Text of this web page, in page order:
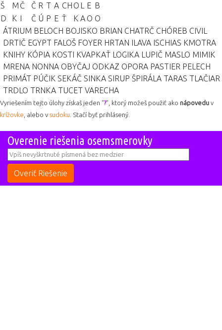
Š
M Č Č R T A CH O L E B
D
K I Č Ú P E Ť K A O O
ÁTRIUM BELOCH BOJISKO BRIAN CHATRČ CHÓREB CIVIL
DRTIČ EGYPT FALOŠ FOYER HRTAN ILAVA ISCHIAS KMOTRA
KNIHY KÓPIA KOSTI KVAPKAŤ LOGIKA LUPIČ MASLO MIMIK
MRENA NONNA OBYČAJ ODKAZ OPORA PASTIER PELECH
PRIMÁT PÚČIK SEKÁČ SINKA SIRUP ŠPIRÁLA TARAS TLAČIAR
TRDLO TRNKA TUCET VARECHA
Vyriešením tejto úlohy získaš jeden "?", ktorý možeš použiť ako nápovedu v
krížovke , alebo v sudoku . Stačí byť prihlásený.
Overenie riešenia osemsmerovky